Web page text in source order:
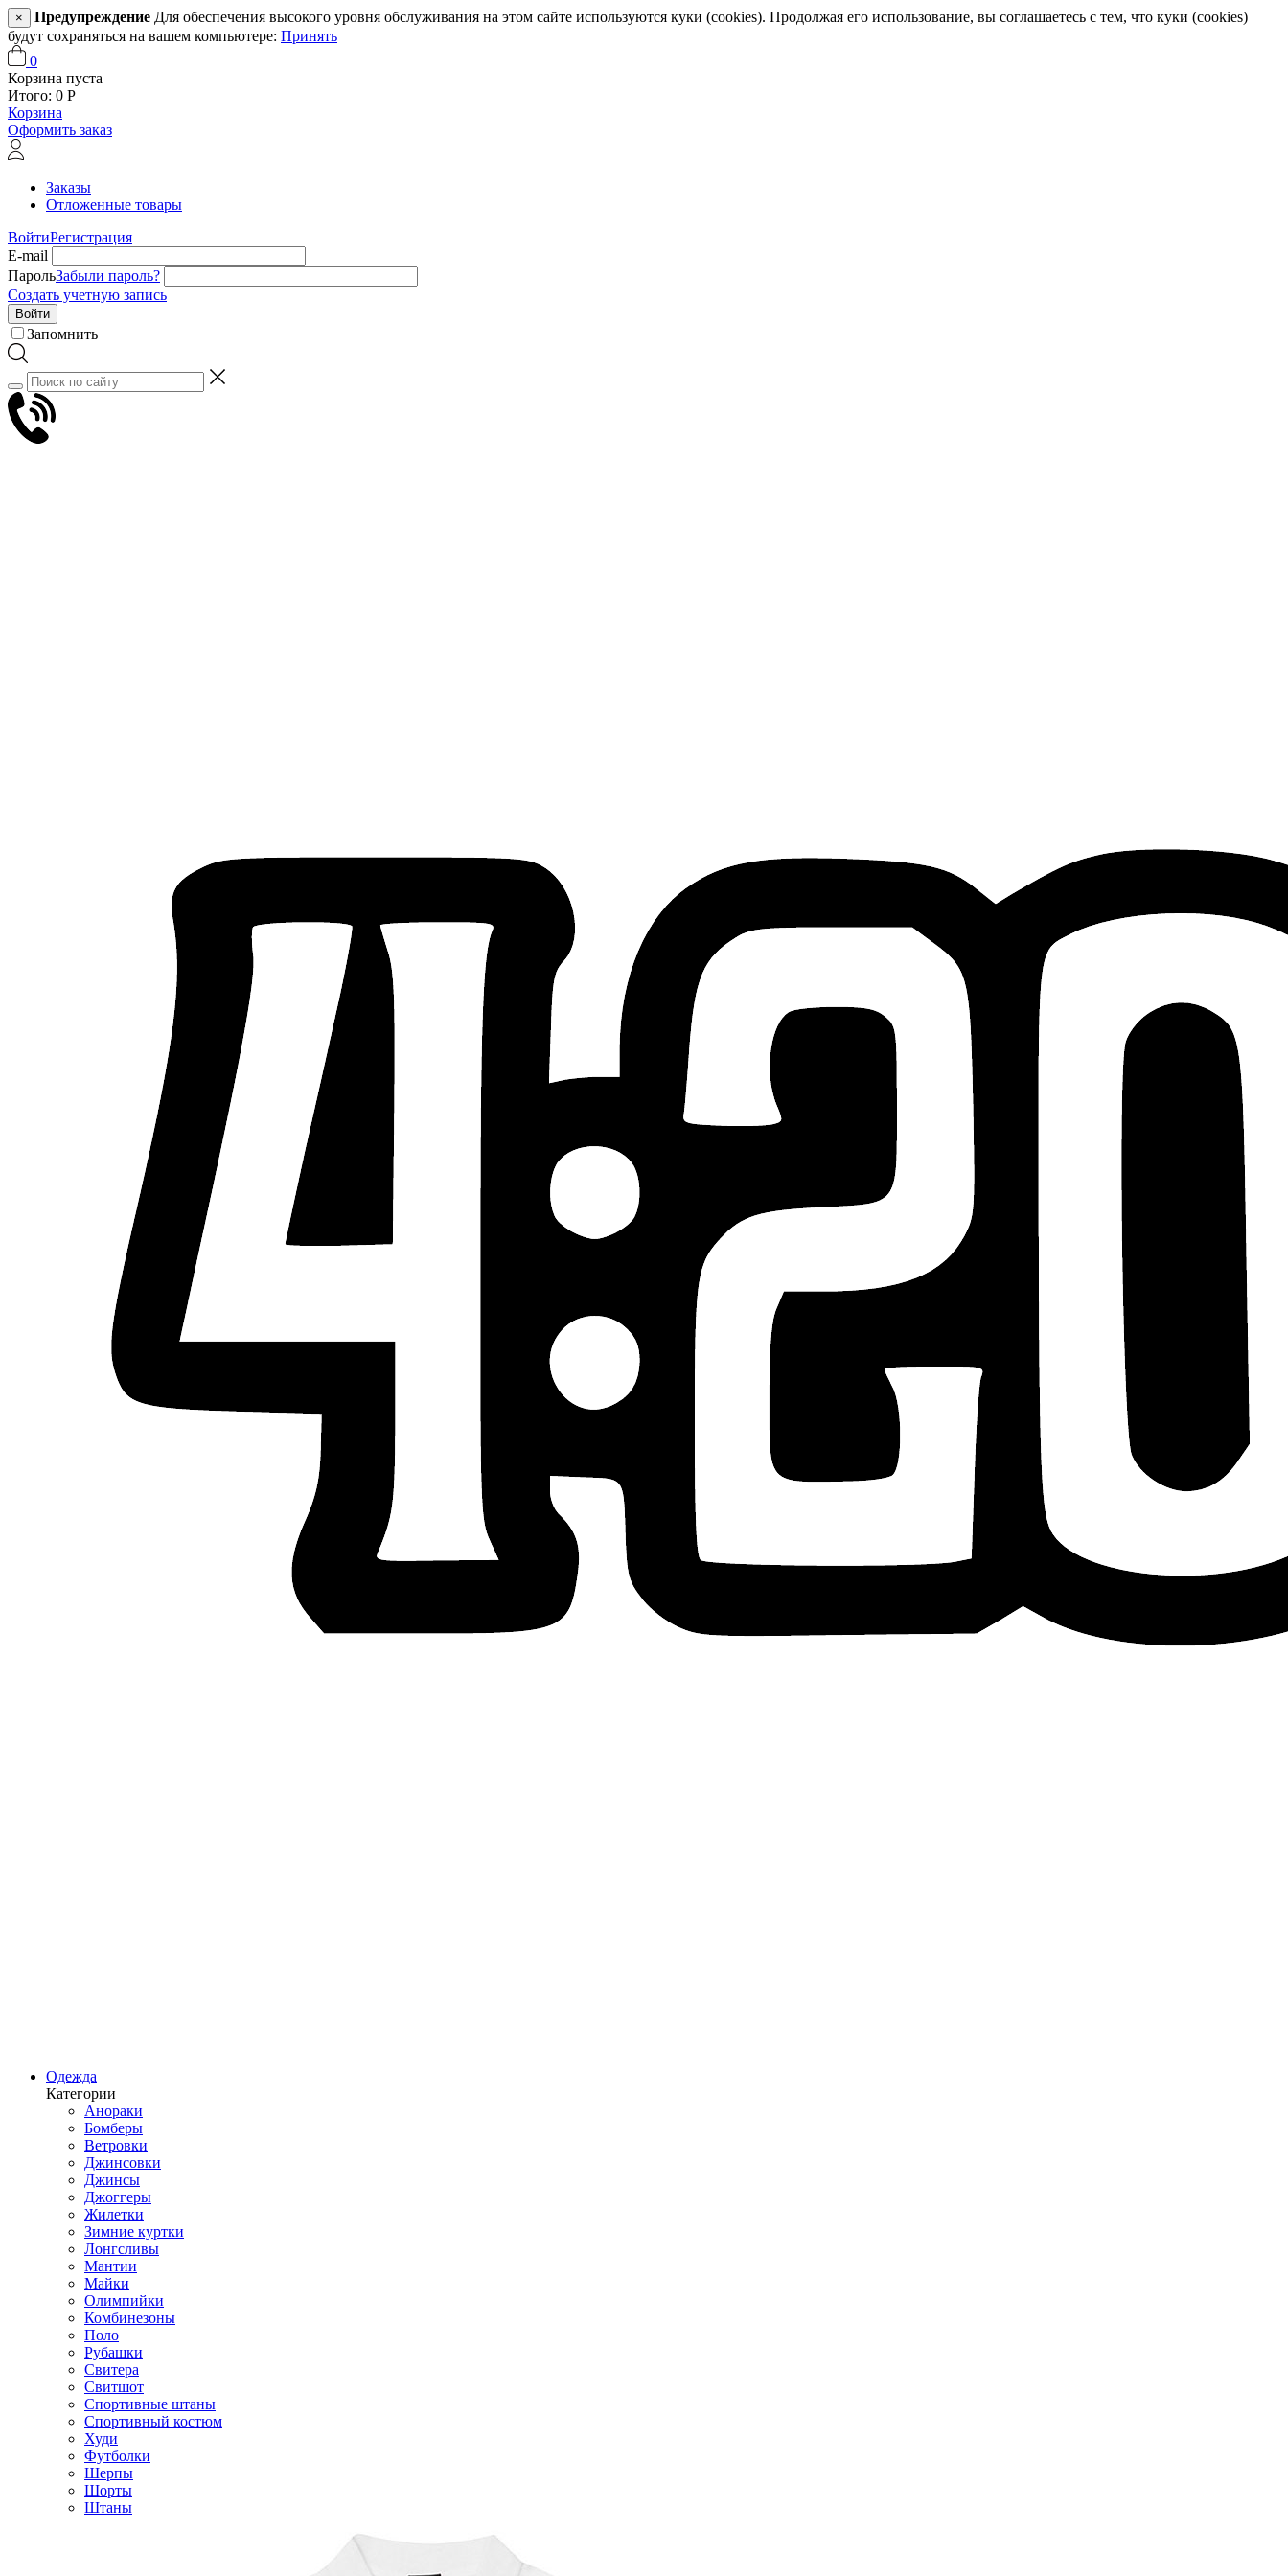
× Предупреждение Для обеспечения высокого уровня обслуживания на этом сайте используются куки (cookies). Продолжая его использование, вы соглашаетесь с тем, что куки (cookies)
будут сохраняться на вашем компьютере: Принять
0
Корзина пуста
Итого: 0 Р
Корзина
Оформить заказ
Заказы
Отложенные товары
ВойтиРегистрация
E-mail
ПарольЗабыли пароль?
Создать учетную запись
Войти
Запомнить
Одежда
Категории
Анораки
Бомберы
Ветровки
Джинсовки
Джинсы
Джоггеры
Жилетки
Зимние куртки
Лонгсливы
Мантии
Майки
Олимпийки
Комбинезоны
Поло
Рубашки
Свитера
Свитшот
Спортивные штаны
Спортивный костюм
Худи
Футболки
Шерпы
Шорты
Штаны